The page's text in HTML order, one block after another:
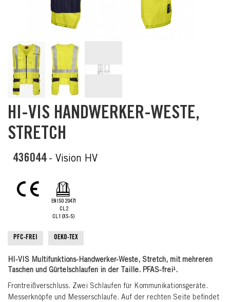
Skip
to
the
beginning
the
HI-VIS HANDWERKER-WESTE,
STRETCH
436044 - Vision HV
EN ISO 20471
CL.2
CL.1 (XS-S)
PFC-FREI OEKO-TEX
HI-VIS Multifunktions-Handwerker-Weste, Stretch, mit mehreren
Taschen und Gürtelschlaufen in der Taille. PFAS-frei¹.
Frontreißverschluss. Zwei Schlaufen für Kommunikationsgeräte.
Messerknöpfe und Messerschlaufe. Auf der rechten Seite befindet